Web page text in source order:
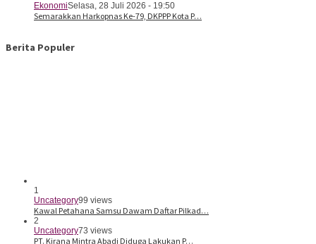
EkonomiSelasa, 28 Juli 2026 - 19:50
Semarakkan Harkopnas Ke-79, DKPPP Kota P…
Berita Populer
1
Uncategory99 views
Kawal Petahana Samsu Dawam Daftar Pilkad…
2
Uncategory73 views
PT. Kirana Mintra Abadi Diduga Lakukan P…